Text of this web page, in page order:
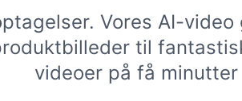
Vores AI-
til
videoer på få minutter